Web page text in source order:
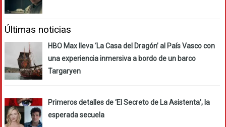
Últimas noticias
HBO Max lleva ‘La Casa del Dragón’ al País Vasco con
una experiencia inmersiva a bordo de un barco
Targaryen
Primeros detalles de ‘El Secreto de La Asistenta’, la
esperada secuela